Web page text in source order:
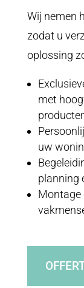
Wij nemen
zodat u
oplossing
met
uw
planning
Montage